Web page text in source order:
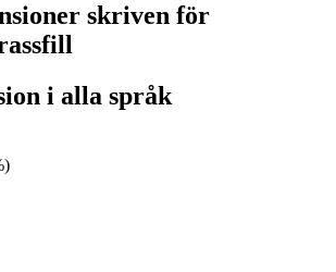
skriven för
i alla språk